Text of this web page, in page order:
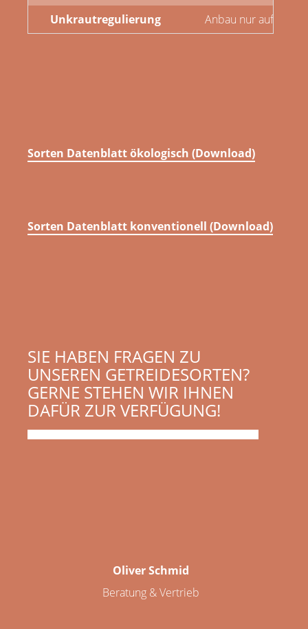
Unkrautregulierung
Anbau nur auf
Sorten Datenblatt ökologisch (Download)
Sorten Datenblatt konventionell (Download)
SIE HABEN FRAGEN ZU
UNSEREN GETREIDESORTEN?
GERNE STEHEN WIR IHNEN
DAFÜR ZUR VERFÜGUNG!
Oliver Schmid
Beratung & Vertrieb